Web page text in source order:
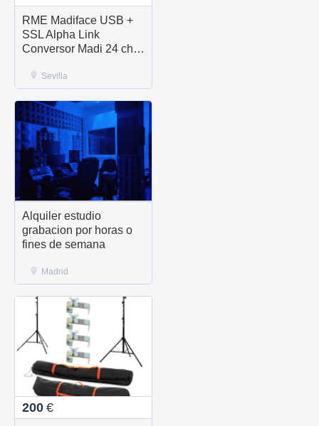
RME Madiface USB +
SSL Alpha Link
Conversor Madi 24 ch
Sevilla
Alquiler estudio
grabacion por horas o
fines de semana
Madrid
200 €